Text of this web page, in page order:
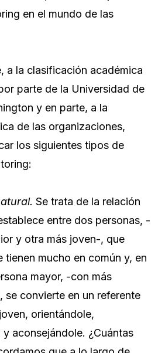
en el mundo de las
a la clasificación académica
parte de la Universidad de
y en parte, a la
de las organizaciones,
los siguientes tipos de
Se trata de la relación
entre dos personas, -
y otra más joven-, que
tienen mucho en común y, en
mayor, -con más
se convierte en un referente
orientándole,
aconsejándole. ¿Cuántas